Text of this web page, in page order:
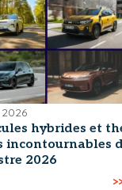
hybrides et
incontournables
2026